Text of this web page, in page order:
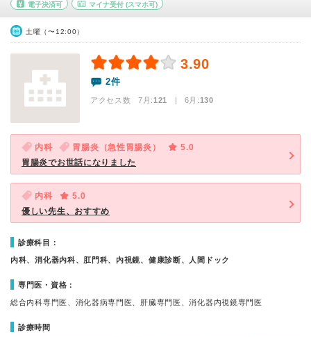
電子決済可 マイナ受付(スマホ可)
土曜（〜12:00）
3.90
2件
アクセス数 7月:121 | 6月:130
内科 胃腸炎（急性胃腸炎）
5.0
胃腸炎でお世話になりました
内科
5.0
優しい先生、おすすめ
診療科目：
内科、消化器内科、肛門科、内視鏡、健康診断、人間ドック
専門医・資格：
総合内科専門医、消化器病専門医、肝臓専門医、消化器内視鏡専門医
診療時間